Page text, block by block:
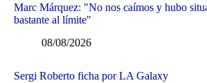
Marc Márquez: "No nos caímos y hubo
bastante al límite"
08/08/2026
Sergi Roberto ficha por LA Galaxy